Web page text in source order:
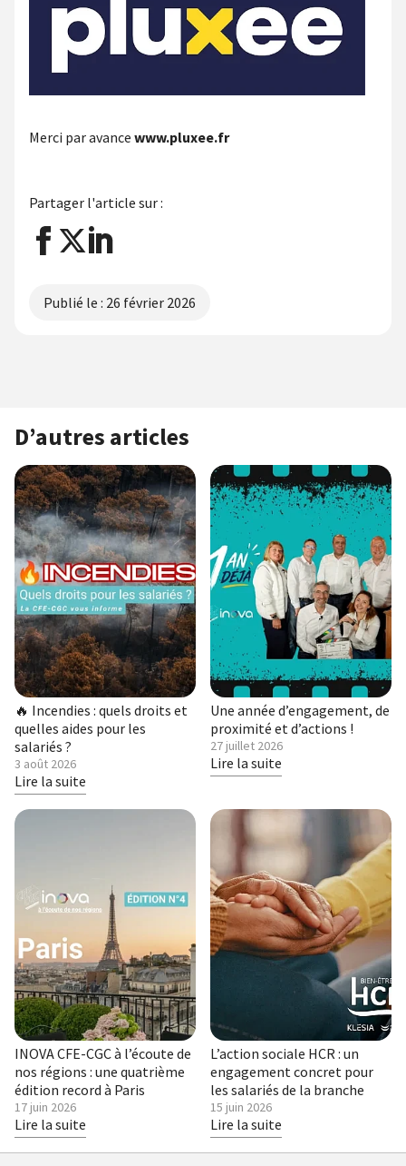
Merci par avance www.pluxee.fr
Partager l'article sur :
Publié le : 26 février 2026
D’autres articles
🔥 Incendies : quels droits et
quelles aides pour les
salariés ?
Publié
le
3 août 2026
Lire la suite
Une année d’engagement, de
proximité et d’actions !
Publié
le
27 juillet 2026
Lire la suite
INOVA CFE-CGC à l’écoute de
nos régions : une quatrième
édition record à Paris
Publié
le
17 juin 2026
Lire la suite
L’action sociale HCR : un
engagement concret pour
les salariés de la branche
Publié
le
15 juin 2026
Lire la suite